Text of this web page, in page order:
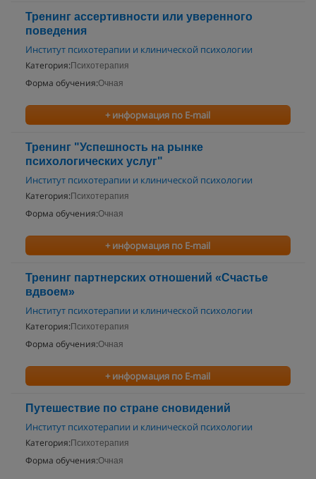
Тренинг ассертивности или уверенного
поведения
Институт психотерапии и клинической психологии
Категория: Психотерапия
Форма обучения:Очная
+ информация по E-mail
Тренинг "Успешность на рынке
психологических услуг"
Институт психотерапии и клинической психологии
Категория: Психотерапия
Форма обучения:Очная
+ информация по E-mail
Тренинг партнерских отношений «Счастье
вдвоем»
Институт психотерапии и клинической психологии
Категория: Психотерапия
Форма обучения:Очная
+ информация по E-mail
Путешествие по стране сновидений
Институт психотерапии и клинической психологии
Категория: Психотерапия
Форма обучения:Очная